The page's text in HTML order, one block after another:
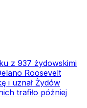
z 937 żydowskimi
Roosevelt
i uznał Żydów
trafiło później